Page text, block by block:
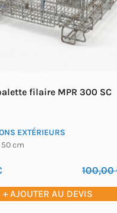
filaire MPR 300 SC
EXTÉRIEURS
50 cm
100,00
+ AJOUTER AU DEVIS